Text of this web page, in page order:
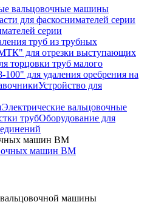
вальцовочные машины
для фаскоснимателей серии
серии
труб из трубных
для отрезки выступающих
торцовки труб малого
для удаления оребрения на
Устройство для
Электрические вальцовочные
трубОборудование для
машин ВМ
вальцовочной машины